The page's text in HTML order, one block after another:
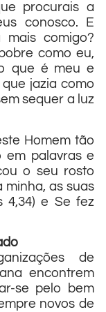
procurais a
conosco. E
comigo?
como eu,
que é meu e
jazia como
sequer a luz
Homem tão
em palavras e
o seu rosto
minha, as suas
4,34) e Se fez
de
encontrem
se pelo bem
novos de